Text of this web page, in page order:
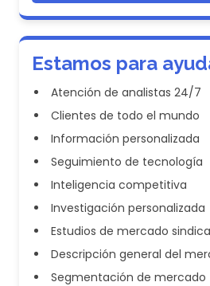
Estamos para
Atención de analistas 24/7
Clientes de todo el mundo
Información personalizada
Seguimiento de tecnología
Inteligencia competitiva
Investigación personalizada
Estudios de mercado
Descripción general del
Segmentación de mercado